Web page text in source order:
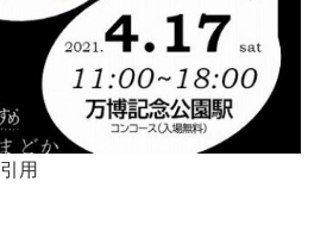
引用